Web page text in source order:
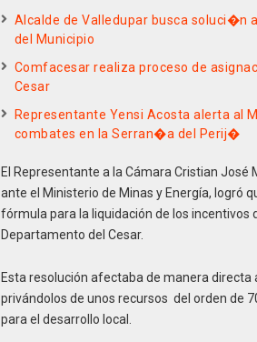
Alcalde de Valledupar busca soluci�n
del Municipio
Comfacesar realiza proceso de
Cesar
Representante Yensi Acosta alerta al
combates en la Serran�a del Perij�
El Representante a la Cámara Cristian
ante el Ministerio de Minas y Energía, logró
fórmula para la liquidación de los incentivos
Departamento del Cesar.
Esta resolución afectaba de manera directa
privándolos de unos recursos del orden de
para el desarrollo local.